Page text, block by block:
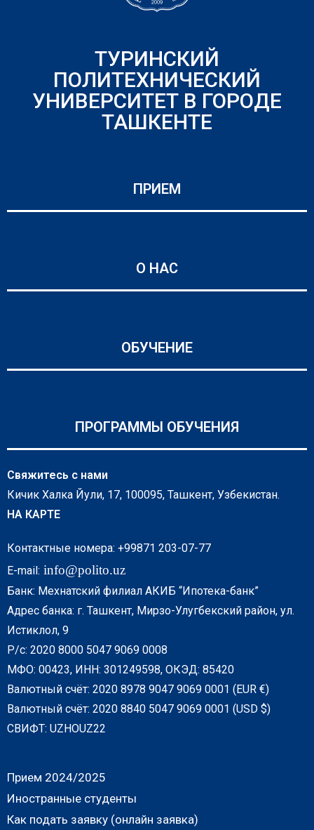
ТУРИНСКИЙ
ПОЛИТЕХНИЧЕСКИЙ
УНИВЕРСИТЕТ В ГОРОДЕ
ТАШКЕНТЕ
ПРИЕМ
О НАС
ОБУЧЕНИЕ
ПРОГРАММЫ ОБУЧЕНИЯ
Свяжитесь с нами
Кичик Халка Йули, 17, 100095, Ташкент, Узбекистан.
НА КАРТЕ
Контактные номера: +99871 203-07-77
E-mail: info@polito.uz
Банк: Мехнатский филиал АКИБ “Ипотека-банк”
Адрес банка: г. Ташкент, Мирзо-Улугбекский район, ул.
Истиклол, 9
Р/с: 2020 8000 5047 9069 0008
МФО: 00423, ИНН: 301249598, ОКЭД: 85420
Валютный счёт: 2020 8978 9047 9069 0001 (EUR €)
Валютный счёт: 2020 8840 5047 9069 0001 (USD $)
СВИФТ: UZHOUZ22
Прием 2024/2025
Иностранные студенты
Как подать заявку (онлайн заявка)